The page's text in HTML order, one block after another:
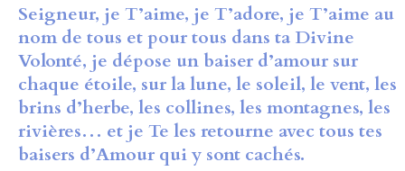
Seigneur, je T’aime, je T’adore, je T’aime au
nom de tous et pour tous dans ta Divine
Volonté, je dépose un baiser d’amour sur
chaque étoile, sur la lune, le soleil, le vent, les
brins d’herbe, les collines, les montagnes, les
rivières… et je Te les retourne avec tous tes
baisers d’Amour qui y sont cachés.